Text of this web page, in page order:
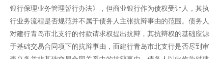
银行保理业务管理暂行办法》，但商业银行作为债权受让人，其执
行业务流程是否规范并不属于债务人主张抗辩事由的范围。债务人
对建行青岛市北支行的付款请求权提出抗辩，其抗辩权的基础应源
于基础交易合同项下的抗辩事由，而建行青岛市北支行是否尽到审